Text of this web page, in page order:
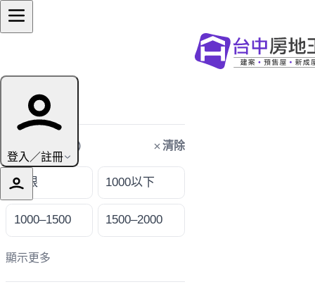
登入／註冊
篩選條件
購屋預算（萬） 清除
不限 1000以下
1000–1500 1500–2000
顯示更多